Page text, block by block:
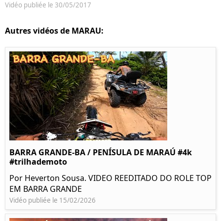
Vidéo publiée le 30/05/2017
Autres vidéos de MARAU:
BARRA GRANDE-BA / PENÍSULA DE MARAÚ #4k
#trilhademoto
Por Heverton Sousa. VIDEO REEDITADO DO ROLE TOP
EM BARRA GRANDE
Vidéo publiée le 15/02/2026